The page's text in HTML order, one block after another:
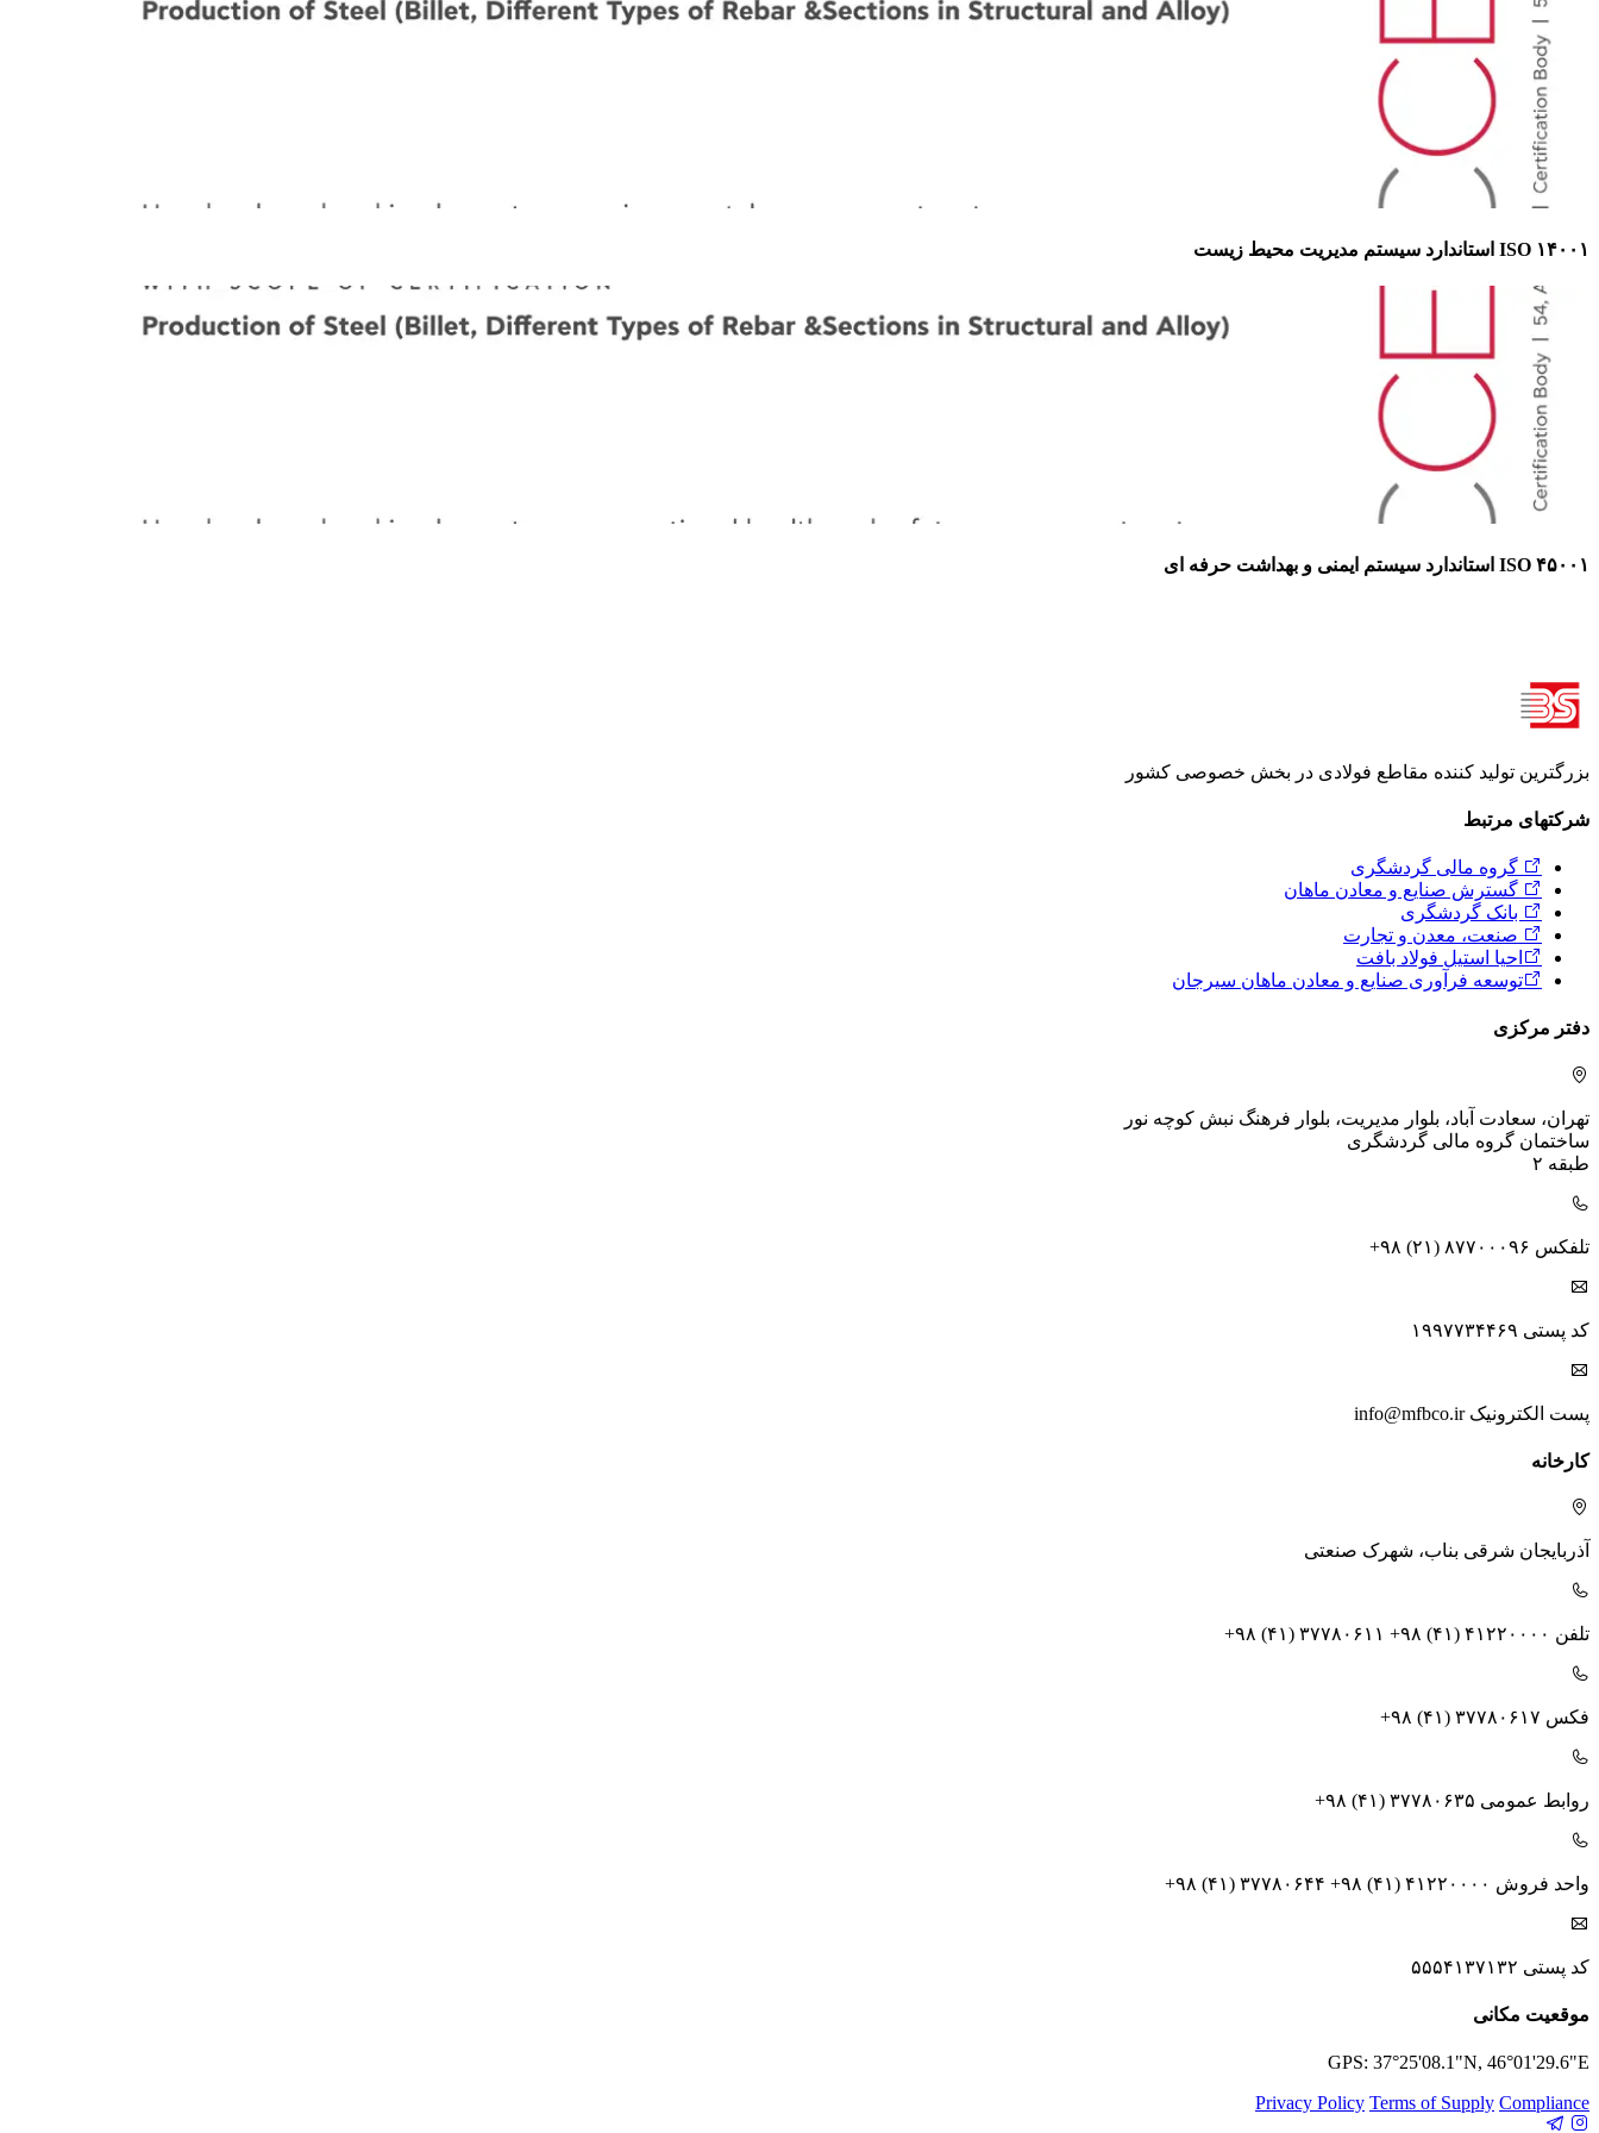
ISO ۱۴۰۰۱ استاندارد سیستم مدیریت محیط زیست
ISO ۴۵۰۰۱ استاندارد سیستم ایمنی و بهداشت حرفه ای
بزرگترین تولید کننده مقاطع فولادی در بخش خصوصی کشور
شرکتهای مرتبط
گروه مالی گردشگری
گسترش صنایع و معادن ماهان
بانک گردشگری
صنعت، معدن و تجارت
احیا استیل فولاد بافت
توسعه فرآوری صنایع و معادن ماهان سیرجان
دفتر مرکزی
تهران، سعادت آباد، بلوار مدیریت، بلوار فرهنگ نبش کوچه نور
ساختمان گروه مالی گردشگری
طبقه ۲
تلفکس +۹۸ (۲۱) ۸۷۷۰۰۰۹۶
کد پستی ۱۹۹۷۷۳۴۴۶۹
پست الکترونیک info@mfbco.ir
کارخانه
آذربایجان شرقی بناب، شهرک صنعتی
تلفن +۹۸ (۴۱) ۳۷۷۸۰۶۱۱ +۹۸ (۴۱) ۴۱۲۲۰۰۰۰
فکس +۹۸ (۴۱) ۳۷۷۸۰۶۱۷
روابط عمومی +۹۸ (۴۱) ۳۷۷۸۰۶۳۵
واحد فروش +۹۸ (۴۱) ۳۷۷۸۰۶۴۴ +۹۸ (۴۱) ۴۱۲۲۰۰۰۰
کد پستی ۵۵۵۴۱۳۷۱۳۲
موقعیت مکانی
GPS: 37°25'08.1"N, 46°01'29.6"E
Privacy Policy Terms of Supply Compliance